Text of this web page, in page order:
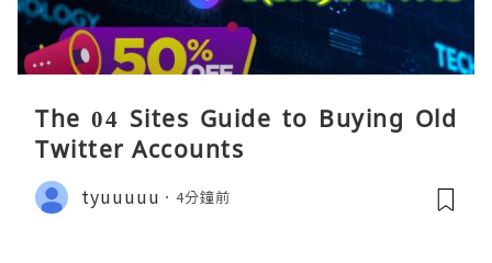
The 04 Sites Guide to Buying Old
Twitter Accounts
tyuuuuu 4分鐘前